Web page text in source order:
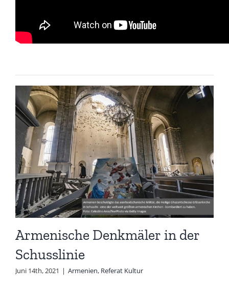
Armenische Denkmäler in der
Schusslinie
Juni 14th, 2021 | Armenien, Referat Kultur